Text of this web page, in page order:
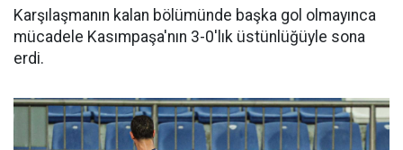
Karşılaşmanın kalan bölümünde başka gol olmayınca
mücadele Kasımpaşa'nın 3-0'lık üstünlüğüyle sona
erdi.